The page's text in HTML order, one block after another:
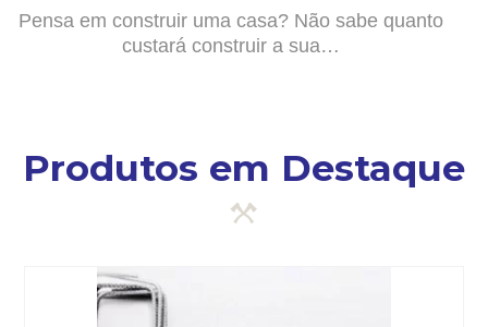
Pensa em construir uma casa? Não sabe quanto
custará construir a sua…
Produtos em Destaque